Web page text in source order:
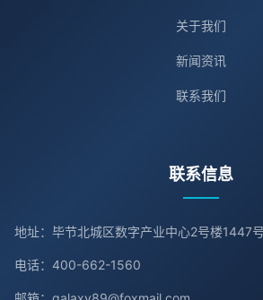
关于我们
新闻资讯
联系我们
联系信息
地址：毕节北城区数字产业中心2号楼1447号
电话：400-662-1560